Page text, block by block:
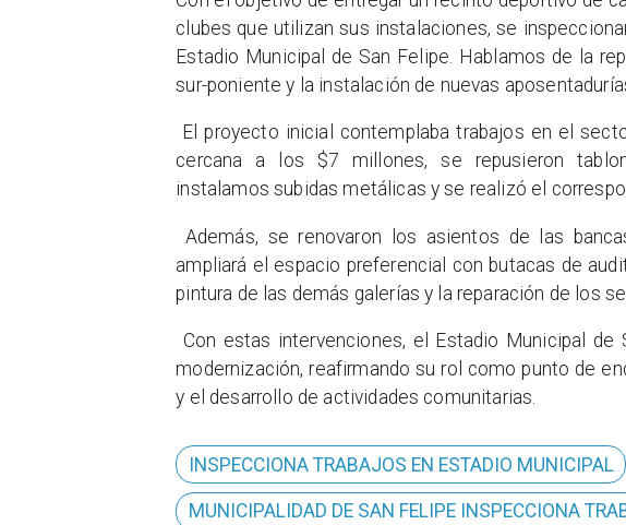
clubes que utilizan sus instalaciones, se
Estadio Municipal de San Felipe. Hablamos de la
sur-poniente y la instalación de nuevas
El proyecto inicial contemplaba trabajos en el
cercana a los $7 millones, se repusieron
instalamos subidas metálicas y se realizó el
Además, se renovaron los asientos de las
ampliará el espacio preferencial con butacas de
pintura de las demás galerías y la reparación de los
Con estas intervenciones, el Estadio Municipal
modernización, reafirmando su rol como punto de
y el desarrollo de actividades comunitarias.
INSPECCIONA TRABAJOS EN ESTADIO MUNICIPAL
​​MUNICIPALIDAD DE SAN FELIPE INSPECCIONA